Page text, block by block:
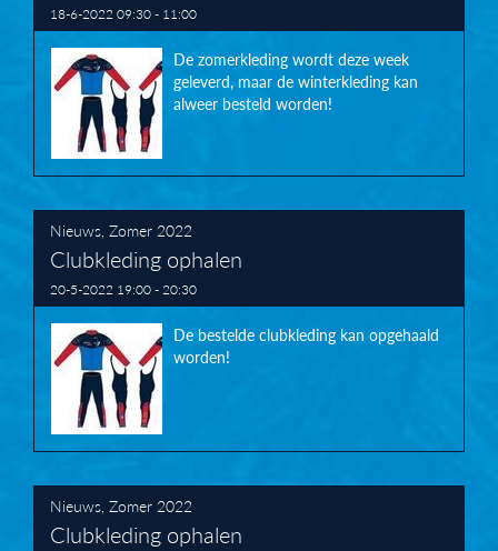
18-6-2022 09:30 - 11:00
De zomerkleding wordt deze week
geleverd, maar de winterkleding kan
alweer besteld worden!
Nieuws Zomer 2022
Clubkleding ophalen
20-5-2022 19:00 - 20:30
De bestelde clubkleding kan opgehaald
worden!
Nieuws Zomer 2022
Clubkleding ophalen